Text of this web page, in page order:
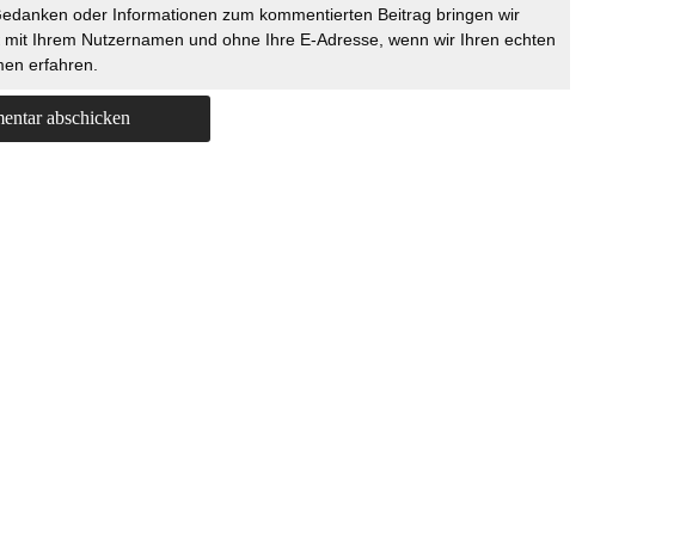
oder Informationen zum kommentierten Beitrag bringen wir
Ihrem Nutzernamen und ohne Ihre E-Adresse, wenn wir Ihren echten
erfahren.